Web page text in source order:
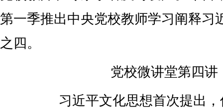
第一季推出中央党校教师学习阐释习
之四。
党校微讲堂第四讲
习近平文化思想首次提出